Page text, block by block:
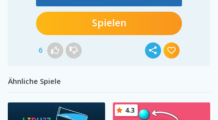
Spielen
6
Ähnliche Spiele
4.3